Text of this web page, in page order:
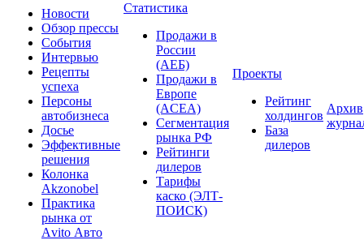
Новости
Обзор прессы
События
Интервью
Рецепты
успеха
Персоны
автобизнеса
Досье
Эффективные
решения
Колонка
Akzonobel
Практика
рынка от
Аvito Авто
Статистика
Продажи в
России
(АЕБ)
Продажи в
Европе
(ACEA)
Сегментация
рынка РФ
Рейтинги
дилеров
Тарифы
каско (ЭЛТ-
ПОИСК)
Проекты
Рейтинг
холдингов
База
дилеров
Архив